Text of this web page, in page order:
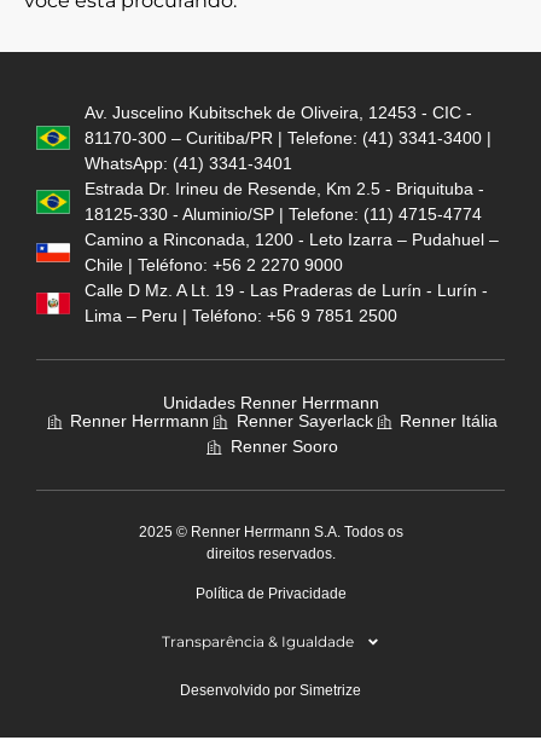
Av. Juscelino Kubitschek de Oliveira, 12453 - CIC -
81170-300 – Curitiba/PR | Telefone: (41) 3341-3400 |
WhatsApp: (41) 3341-3401
Estrada Dr. Irineu de Resende, Km 2.5 - Briquituba -
18125-330 - Aluminio/SP | Telefone: (11) 4715-4774
Camino a Rinconada, 1200 - Leto Izarra – Pudahuel –
Chile | Teléfono: +56 2 2270 9000
Calle D Mz. A Lt. 19 - Las Praderas de Lurín - Lurín -
Lima – Peru | Teléfono: +56 9 7851 2500
Unidades Renner Herrmann
Renner Herrmann
Renner Sayerlack
Renner Itália
Renner Sooro
2025 © Renner Herrmann S.A. Todos os
direitos reservados.
Política de Privacidade
Transparência & Igualdade
Desenvolvido por Simetrize